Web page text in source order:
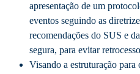
apresentação de um
eventos seguindo as
recomendações do SUS e
segura, para evitar
Visando a estruturação para